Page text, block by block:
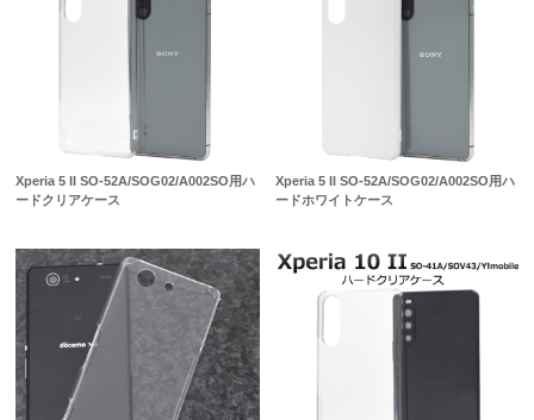
Xperia 5 II SO-52A/SOG02/A002SO用ハ
ードクリアケース
Xperia 5 II SO-52A/SOG02/A002SO用ハ
ードホワイトケース